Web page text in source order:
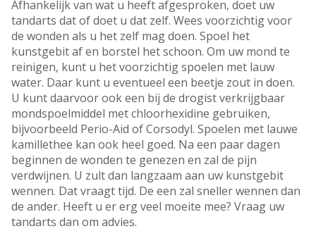
Afhankelijk van wat u heeft afgesproken, doet uw
tandarts dat of doet u dat zelf. Wees voorzichtig voor
de wonden als u het zelf mag doen. Spoel het
kunstgebit af en borstel het schoon. Om uw mond te
reinigen, kunt u het voorzichtig spoelen met lauw
water. Daar kunt u eventueel een beetje zout in doen.
U kunt daarvoor ook een bij de drogist verkrijgbaar
mondspoelmiddel met chloorhexidine gebruiken,
bijvoorbeeld Perio-Aid of Corsodyl. Spoelen met lauwe
kamillethee kan ook heel goed. Na een paar dagen
beginnen de wonden te genezen en zal de pijn
verdwijnen. U zult dan langzaam aan uw kunstgebit
wennen. Dat vraagt tijd. De een zal sneller wennen dan
de ander. Heeft u er erg veel moeite mee? Vraag uw
tandarts dan om advies.